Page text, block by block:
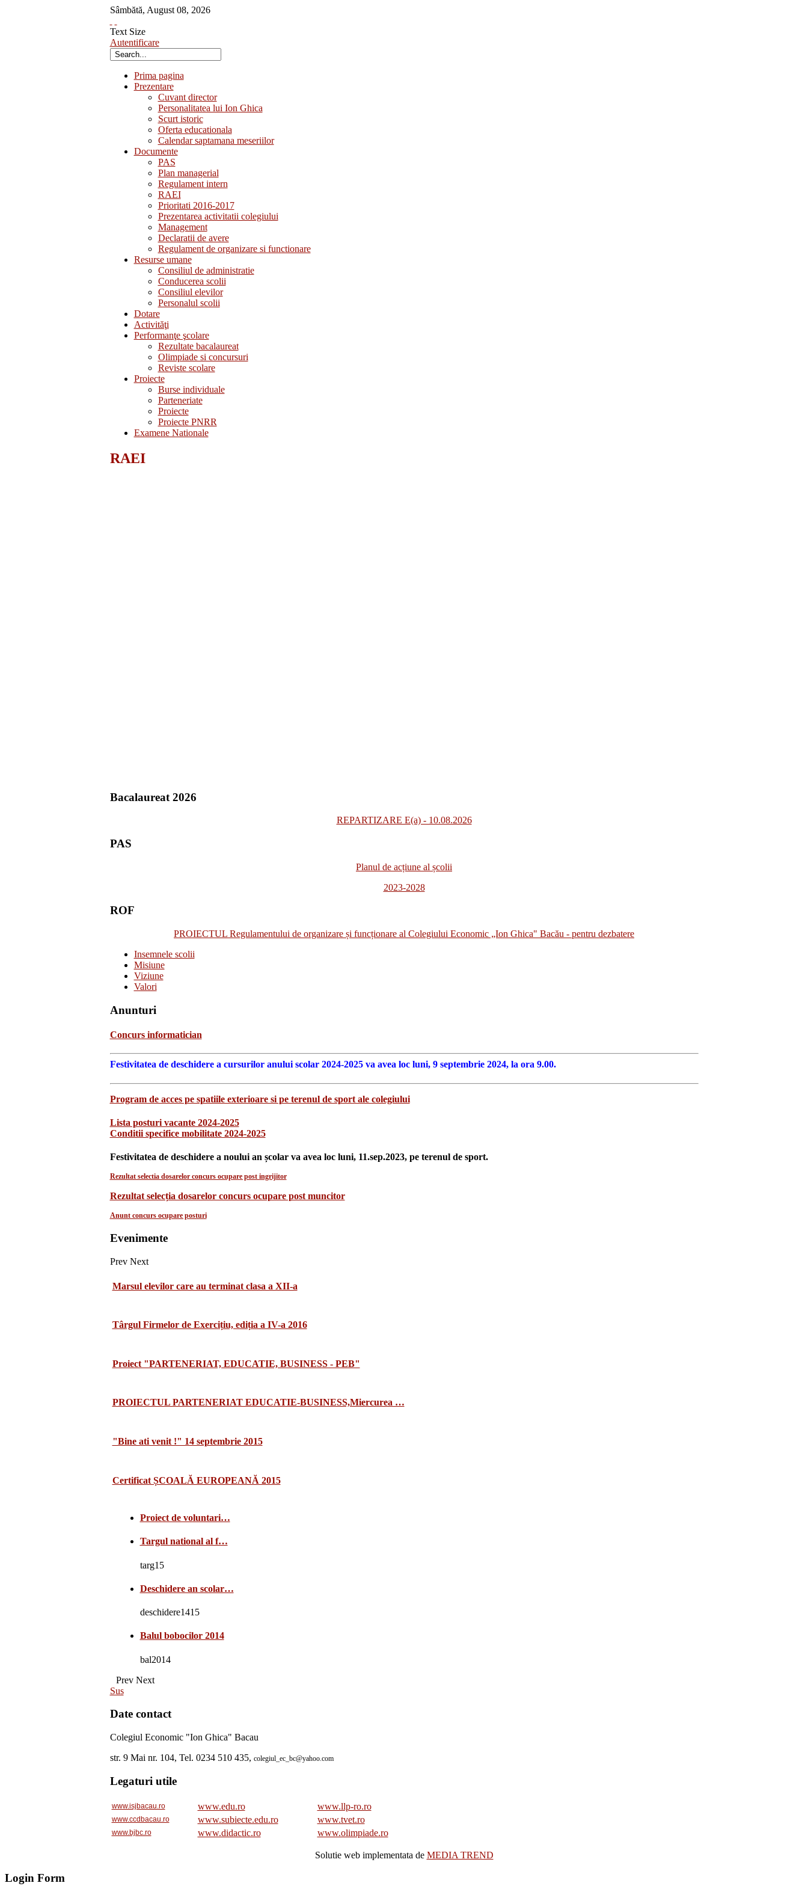
Sâmbătă, August 08, 2026
Text Size
Autentificare
Prima pagina
Prezentare
Cuvant director
Personalitatea lui Ion Ghica
Scurt istoric
Oferta educationala
Calendar saptamana meseriilor
Documente
PAS
Plan managerial
Regulament intern
RAEI
Prioritati 2016-2017
Prezentarea activitatii colegiului
Management
Declaratii de avere
Regulament de organizare si functionare
Resurse umane
Consiliul de administratie
Conducerea scolii
Consiliul elevilor
Personalul scolii
Dotare
Activităţi
Performanţe şcolare
Rezultate bacalaureat
Olimpiade si concursuri
Reviste scolare
Proiecte
Burse individuale
Parteneriate
Proiecte
Proiecte PNRR
Examene Nationale
RAEI
Bacalaureat 2026
REPARTIZARE E(a) - 10.08.2026
PAS
Planul de acțiune al școlii
2023-2028
ROF
PROIECTUL Regulamentului de organizare și funcționare al Colegiului Economic „Ion Ghica" Bacău - pentru dezbatere
Insemnele scolii
Misiune
Viziune
Valori
Anunturi
Concurs informatician
Festivitatea de deschidere a cursurilor anului scolar 2024-2025 va avea loc luni, 9 septembrie 2024, la ora 9.00.
Program de acces pe spatiile exterioare si pe terenul de sport ale colegiului
Lista posturi vacante 2024-2025
Conditii specifice mobilitate 2024-2025
Festivitatea de deschidere a noului an școlar va avea loc luni, 11.sep.2023, pe terenul de sport.
Rezultat selectia dosarelor concurs ocupare post ingrijitor
Rezultat selecția dosarelor concurs ocupare post muncitor
Anunt concurs ocupare posturi
Evenimente
Prev Next
Marsul elevilor care au terminat clasa a XII-a
Târgul Firmelor de Exercițiu, ediția a IV-a 2016
Proiect "PARTENERIAT, EDUCATIE, BUSINESS - PEB"
PROIECTUL PARTENERIAT EDUCATIE-BUSINESS,Miercurea …
"Bine ati venit !" 14 septembrie 2015
Certificat ȘCOALĂ EUROPEANĂ 2015
Proiect de voluntari…
Targul national al f…
targ15
Deschidere an scolar…
deschidere1415
Balul bobocilor 2014
bal2014
Prev Next
Sus
Date contact
Colegiul Economic "Ion Ghica" Bacau
str. 9 Mai nr. 104, Tel. 0234 510 435, colegiul_ec_bc@yahoo.com
Legaturi utile
www.isjbacau.ro www.edu.ro www.llp-ro.ro
www.ccdbacau.ro www.subiecte.edu.ro www.tvet.ro
www.bjbc.ro www.didactic.ro www.olimpiade.ro
Solutie web implementata de MEDIA TREND
Login Form